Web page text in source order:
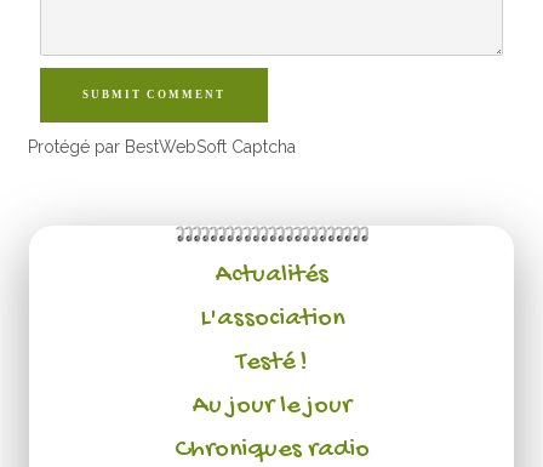
SUBMIT COMMENT
Protégé par BestWebSoft Captcha
Actualités
L'association
Testé !
Au jour le jour
Chroniques radio